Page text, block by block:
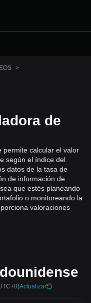
>
de
permite calcular el valor
según el índice del
datos de la tasa de
de información de
que estés planeando
o monitoreando la
valoraciones
Actualizar